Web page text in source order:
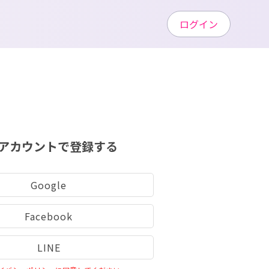
カウントで登録する
Google
Facebook
LINE
ログイン